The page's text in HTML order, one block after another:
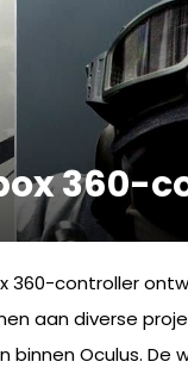
360-
360-controller
aan diverse
binnen Oculus.